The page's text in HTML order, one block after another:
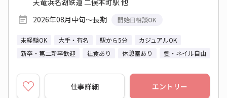
天竜浜名湖鉄道 二俣本町駅 他
2026年08月中旬～長期
開始日相談OK
未経験OK 大手・有名 駅から5分
カジュアルOK
新卒・第二新卒歓迎
社食あり 休憩室あり 髪・ネイル自由
仕事詳細 エントリー